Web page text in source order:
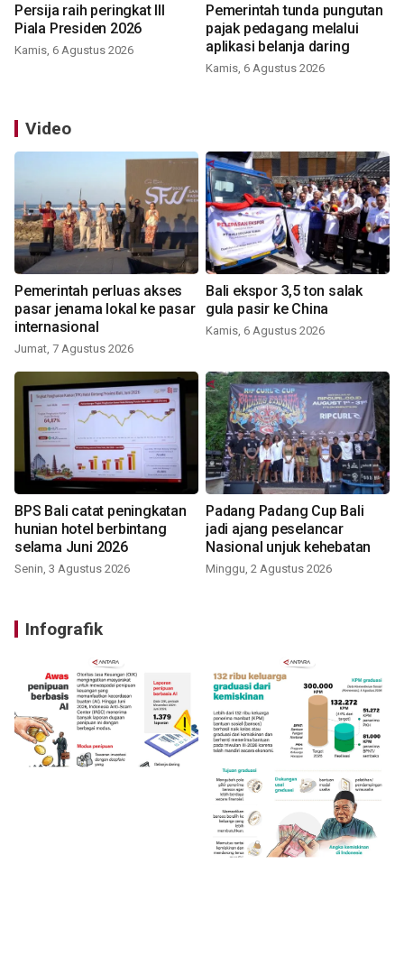
Persija raih peringkat III
Piala Presiden 2026
Kamis, 6 Agustus 2026
Pemerintah tunda pungutan
pajak pedagang melalui
aplikasi belanja daring
Kamis, 6 Agustus 2026
Video
Pemerintah perluas akses
pasar jenama lokal ke pasar
internasional
Jumat, 7 Agustus 2026
Bali ekspor 3,5 ton salak
gula pasir ke China
Kamis, 6 Agustus 2026
BPS Bali catat peningkatan
hunian hotel berbintang
selama Juni 2026
Senin, 3 Agustus 2026
Padang Padang Cup Bali
jadi ajang peselancar
Nasional unjuk kehebatan
Minggu, 2 Agustus 2026
Infografik